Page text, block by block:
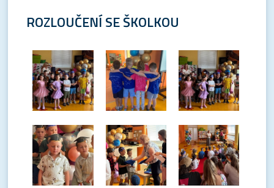
ROZLOUČENÍ SE ŠKOLKOU